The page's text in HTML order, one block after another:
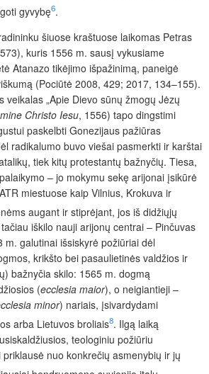
gyvybę6.
šiuose kraštuose laikomas Petras
kuris 1556 m. sausį vykusiame
Atanazo tikėjimo išpažinimą, paneigė
(Pociūtė 2008, 429; 2017, 134–155).
veikalas „Apie Dievo sūnų žmogų Jėzų
Christo Iesu, 1556) tapo dingstimi
paskelbti Gonezijaus pažiūras
radikalumo buvo viešai pasmerkti ir karštai
tiek kitų protestantų bažnyčių. Tiesa,
– jo mokymu sekę arijonai įsikūrė
miestuose kaip Vilnius, Krokuva ir
augant ir stiprėjant, jos iš didžiųjų
iškilo nauji arijonų centrai – Pinčuvas
m. galutinai išsiskyrė požiūriai dėl
krikšto bei pasaulietinės valdžios ir
bažnyčia skilo: 1565 m. dogmą
(ecclesia maior), o neigiantieji –
minor) nariais, įsivardydami
arba Lietuvos broliais8. Ilgą laiką
teologiniu požiūriu
nuo konkrečių asmenybių ir jų